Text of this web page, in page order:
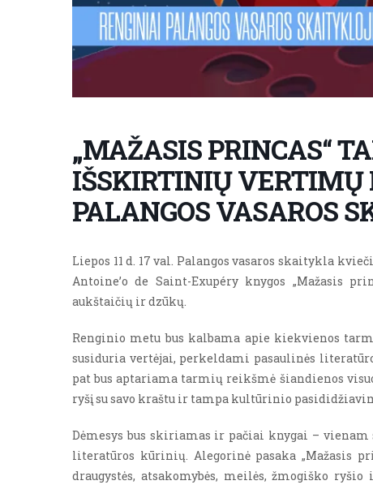
„MAŽASIS PRINCAS“
IŠSKIRTINIŲ VERTIMŲ
PALANGOS VASAROS
Liepos 11 d. 17 val. Palangos vasaros skaitykla
Antoine’o de Saint-Exupéry knygos „Mažasis
aukštaičių ir dzūkų.
Renginio metu bus kalbama apie kiekvienos
susiduria vertėjai, perkeldami pasaulinės
pat bus aptariama tarmių reikšmė šiandienos
ryšį su savo kraštu ir tampa kultūrinio
Dėmesys bus skiriamas ir pačiai knygai –
literatūros kūrinių. Alegorinė pasaka „Mažasis
draugystės, atsakomybės, meilės, žmogiško